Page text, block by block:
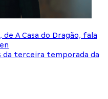
A Casa do Dragão, fala
da terceira temporada da